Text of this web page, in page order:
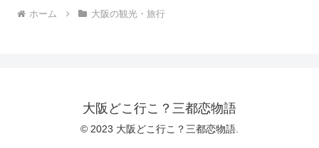
ホーム 大阪の観光・旅行
大阪どこ行こ？三都恋物語
© 2023 大阪どこ行こ？三都恋物語.